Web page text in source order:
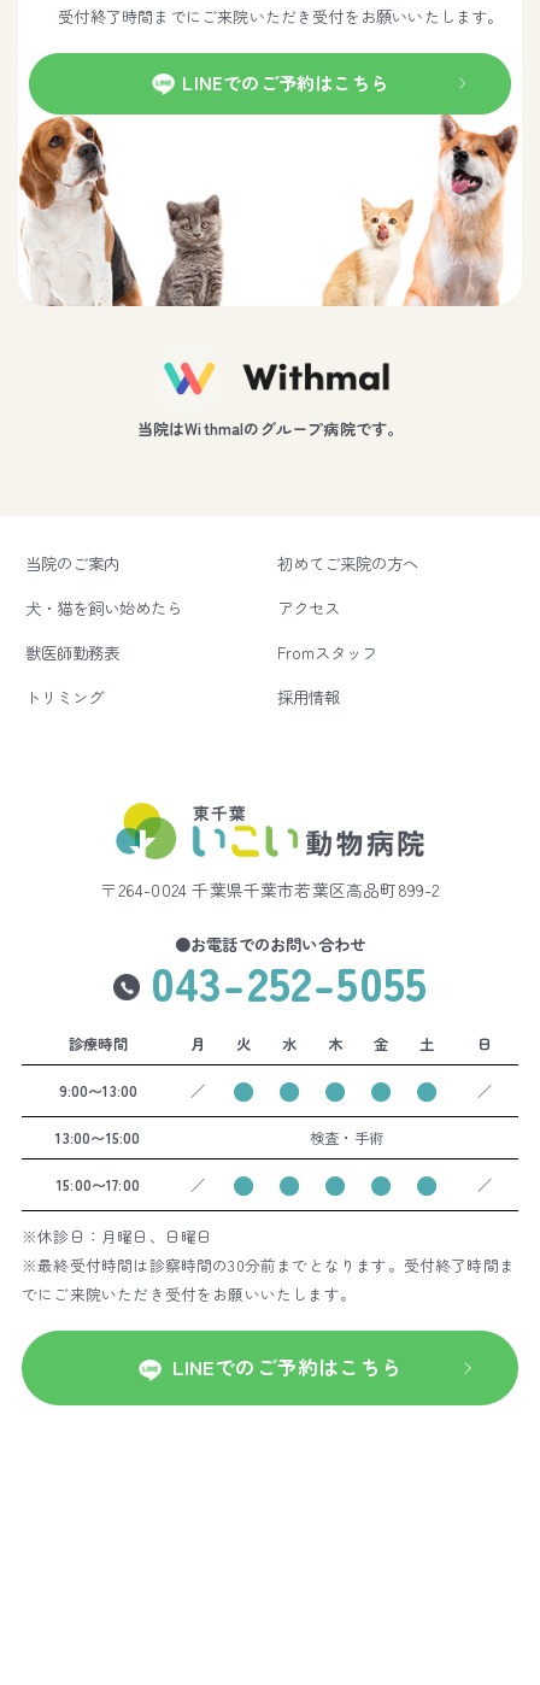
受付終了時間までにご来院いただき受付をお願いいたします。
LINEでのご予約はこちら
当院はWithmalのグループ病院です。
当院のご案内
初めてご来院の方へ
犬・猫を飼い始めたら
アクセス
獣医師勤務表
Fromスタッフ
トリミング
採用情報
〒264-0024 千葉県千葉市若葉区高品町899-2
●お電話でのお問い合わせ
043-252-5055
診療時間 月 火 水 木 金 土 日
9:00〜13:00 ／ ● ● ● ● ● ／
13:00〜15:00 検査・手術
15:00〜17:00 ／ ● ● ● ● ● ／
※休診日：月曜日、日曜日
※最終受付時間は診察時間の30分前までとなります。受付終了時間ま
でにご来院いただき受付をお願いいたします。
LINEでのご予約はこちら